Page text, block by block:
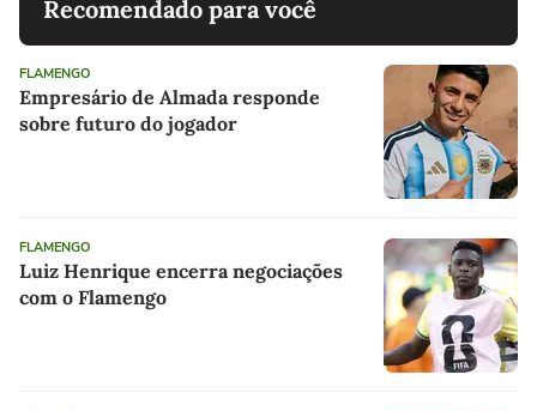
Recomendado para você
FLAMENGO
Empresário de Almada responde
sobre futuro do jogador
FLAMENGO
Luiz Henrique encerra negociações
com o Flamengo